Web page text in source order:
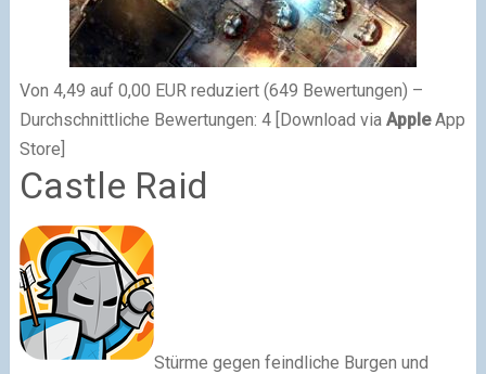
Von 4,49 auf 0,00 EUR reduziert (649 Bewertungen) –
Durchschnittliche Bewertungen: 4 [Download via AppleApp
Store]
Castle Raid
Stürme gegen feindliche Burgen und